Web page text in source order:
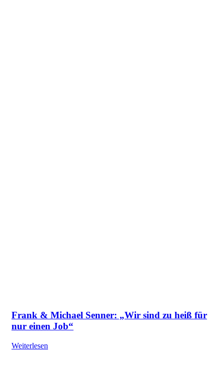
Frank & Michael Senner: „Wir sind zu heiß für
nur einen Job“
Weiterlesen